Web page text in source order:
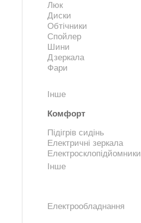
Люк
Диски
Обтічники
Спойлер
Шини
Дзеркала
Фари
Інше
Комфорт
Підігрів сидінь
Електричні зеркала
Електросклопідйомники
Інше
Електрообладнання